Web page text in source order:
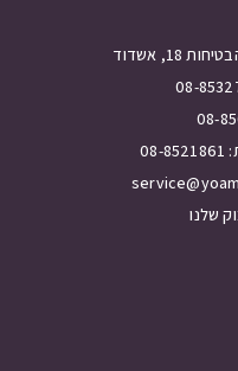
18, אשדוד
שלנו